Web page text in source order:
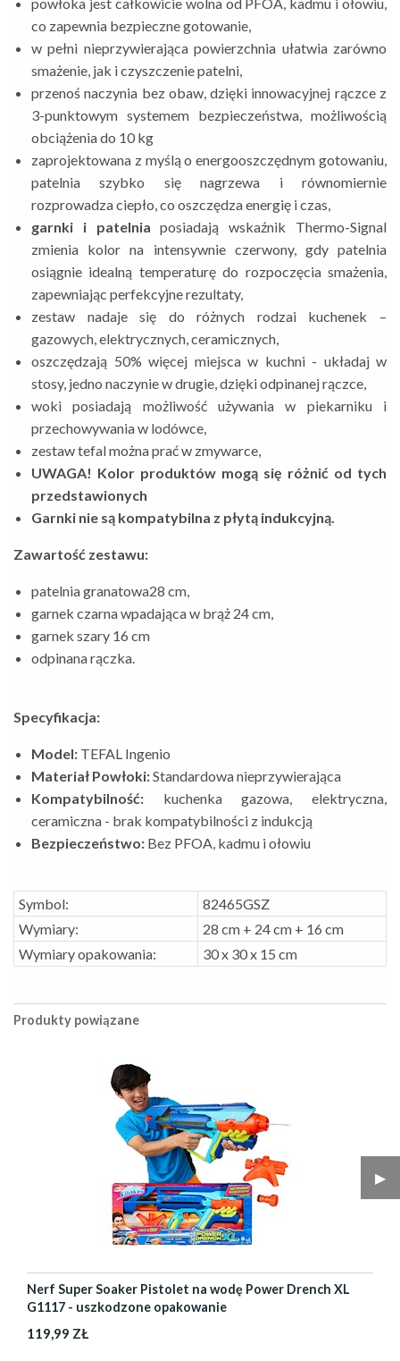
co zapewnia bezpieczne gotowanie,
w pełni nieprzywierająca powierzchnia ułatwia zarówno
smażenie, jak i czyszczenie patelni,
przenoś naczynia bez obaw, dzięki innowacyjnej rączce z
3-punktowym systemem bezpieczeństwa, możliwością
obciążenia do 10 kg
zaprojektowana z myślą o energooszczędnym gotowaniu,
patelnia szybko się nagrzewa i równomiernie
rozprowadza ciepło, co oszczędza energię i czas,
garnki i patelniaposiadają wskaźnik Thermo-Signal
zmienia kolor na intensywnie czerwony, gdy patelnia
osiągnie idealną temperaturę do rozpoczęcia smażenia,
zapewniając perfekcyjne rezultaty,
zestaw nadaje się do różnych rodzai kuchenek –
gazowych, elektrycznych, ceramicznych,
oszczędzają 50% więcej miejsca w kuchni - układaj w
stosy, jedno naczynie w drugie, dzięki odpinanej rączce,
woki posiadają możliwość używania w piekarniku i
przechowywania w lodówce,
zestaw tefal można prać w zmywarce,
UWAGA! Kolor produktów mogą się różnić od tych
przedstawionych
Garnki nie są kompatybilna z płytą indukcyjną.
Zawartość zestawu:
patelnia granatowa28 cm,
garnek czarna wpadająca w brąż 24 cm,
garnek szary 16 cm
odpinana rączka.
Specyfikacja:
Model: TEFAL Ingenio
Materiał Powłoki:Standardowa nieprzywierająca
Kompatybilność: kuchenka gazowa, elektryczna,
ceramiczna - brak kompatybilności z indukcją
Bezpieczeństwo: Bez PFOA, kadmu i ołowiu
Symbol:
82465GSZ
Wymiary:
28 cm + 24 cm + 16 cm
Wymiary opakowania:
30 x 30 x 15 cm
Produkty powiązane
▶︎
Nerf Super Soaker Pistolet na wodę Power Drench XL
G1117 - uszkodzone opakowanie
119,99 ZŁ